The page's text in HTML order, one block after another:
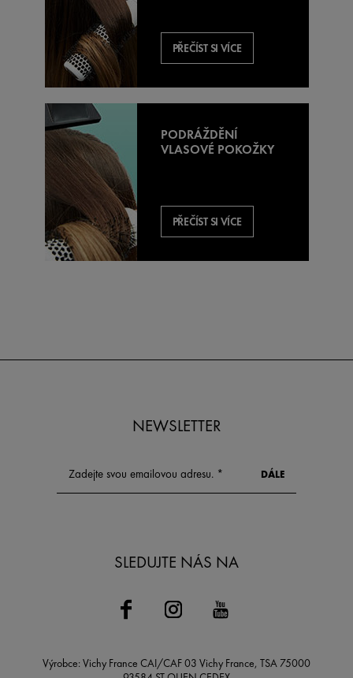
PŘEČÍST SI VÍCE
PODRÁŽDĚNÍ
VLASOVÉ POKOŽKY
PŘEČÍST SI VÍCE
NEWSLETTER
SLEDUJTE NÁS NA
Výrobce: Vichy France CAI/CAF 03 Vichy France, TSA 75000